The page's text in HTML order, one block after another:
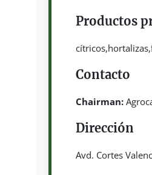
Productos
Contacto
Chairman:
Dirección
Avd. Cortes